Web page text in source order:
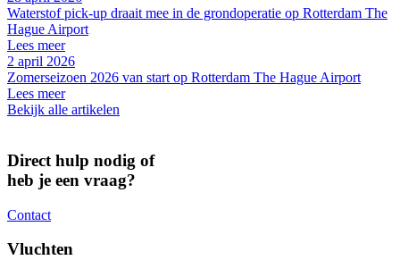
Waterstof pick-up draait mee in de grondoperatie op Rotterdam The
Hague Airport
Lees meer
2 april 2026
Zomerseizoen 2026 van start op Rotterdam The Hague Airport
Lees meer
Bekijk alle artikelen
Direct hulp nodig of
heb je een vraag?
Contact
Vluchten